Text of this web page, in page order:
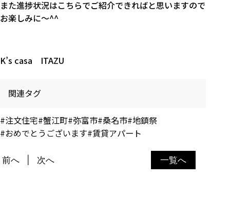
また進捗状況はこちらでご紹介できればと思いますので
お楽しみに～^^
K’s casa ITAZU
関連タグ
#注文住宅#蟹江町#弥富市#桑名市#地鎮祭
#おめでとうございます#賃貸アパート
一覧へ
前へ 次へ